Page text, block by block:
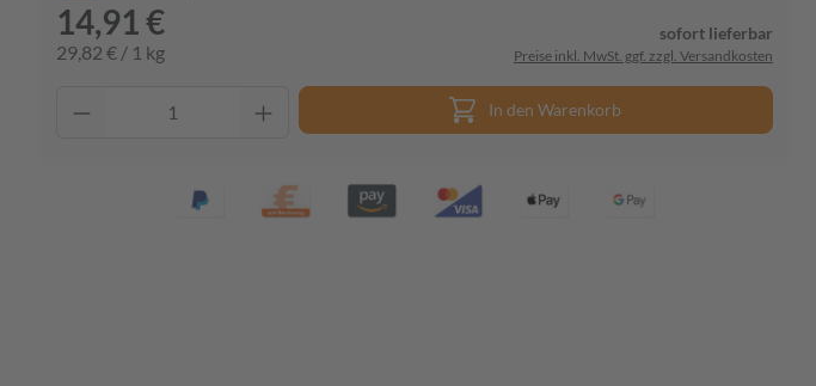
14,91 €
29,82 € / 1 kg
sofort lieferbar
Preise inkl. MwSt. ggf. zzgl. Versandkosten
In den Warenkorb